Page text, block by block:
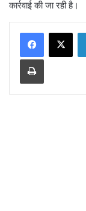
कार्रवाई की जा रही है।
Print